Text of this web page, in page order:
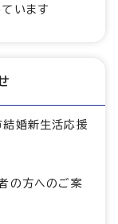
います
婚新生活応援
の方へのご案